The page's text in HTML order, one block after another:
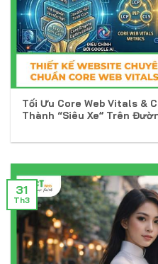
Tối Ưu Core Web Vitals &
Thành “Siêu Xe” Trên
31
Th3